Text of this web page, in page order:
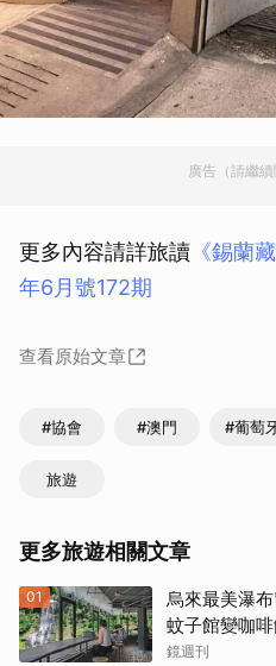
廣告（請繼續
更多內容請詳旅讀 《錫蘭
年6月號172期
查看原始文章
#協會 #澳門 #葡萄
旅遊
更多旅遊相關文章
01
烏來最美瀑
蚊子館變咖
喝到讓人想再
鏡週刊